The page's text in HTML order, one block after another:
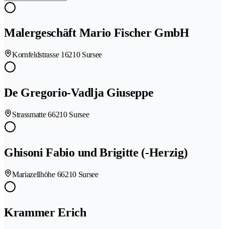
Malergeschäft Mario Fischer GmbH
Kornfeldstrasse 16210 Sursee
De Gregorio-Vadlja Giuseppe
Strassmatte 66210 Sursee
Ghisoni Fabio und Brigitte (-Herzig)
Mariazellhöhe 66210 Sursee
Krammer Erich